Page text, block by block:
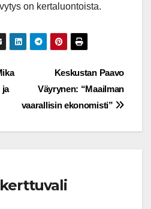
on kertaluontoista.
Keskustan Paavo
Väyrynen: “Maailman
vaarallisin ekonomisti”
ja
kerttuvali